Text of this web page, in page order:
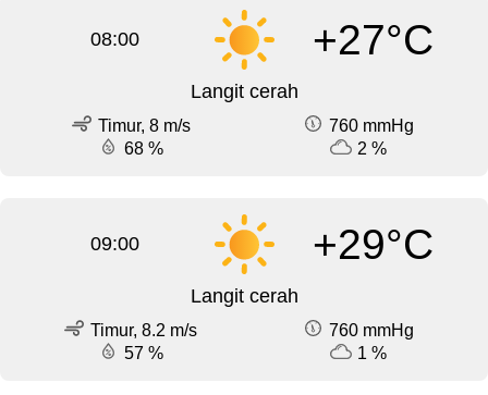
08:00 +27°C
Langit cerah
Timur, 8 m/s
760 mmHg
68 %
2 %
09:00 +29°C
Langit cerah
Timur, 8.2 m/s
760 mmHg
57 %
1 %